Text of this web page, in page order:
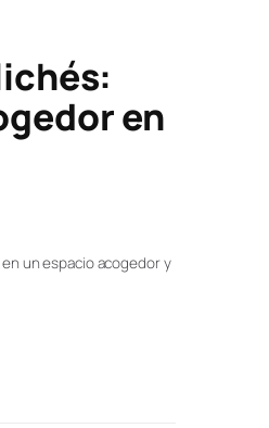
en
un espacio acogedor y